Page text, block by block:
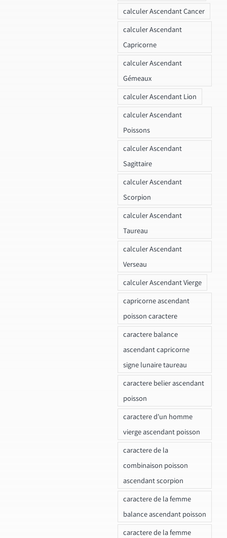
calculer Ascendant Cancer
calculer Ascendant
Capricorne
calculer Ascendant
Gémeaux
calculer Ascendant Lion
calculer Ascendant
Poissons
calculer Ascendant
Sagittaire
calculer Ascendant
Scorpion
calculer Ascendant
Taureau
calculer Ascendant
Verseau
calculer Ascendant Vierge
capricorne ascendant
poisson caractere
caractere balance
ascendant capricorne
signe lunaire taureau
caractere belier ascendant
poisson
caractere d'un homme
vierge ascendant poisson
caractere de la
combinaison poisson
ascendant scorpion
caractere de la femme
balance ascendant poisson
caractere de la femme